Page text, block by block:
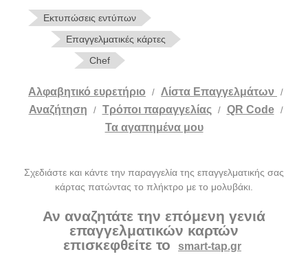
Εκτυπώσεις εντύπων
Επαγγελματικές κάρτες
Chef
Αλφαβητικό ευρετήριο / Λίστα Επαγγελμάτων /
Αναζήτηση / Tρόποι παραγγελίας / QR Code /
Τα αγαπημένα μου
Σχεδιάστε και κάντε την παραγγελία της επαγγελματικής σας
κάρτας πατώντας το πλήκτρο με το μολυβάκι.
Αν αναζητάτε την επόμενη γενιά
επαγγελματικών καρτών
επισκεφθείτε το
smart-tap.gr